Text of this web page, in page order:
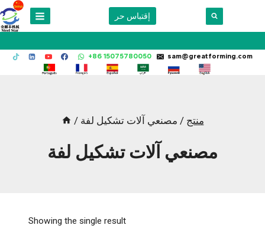
Skip
to
إقتباس حر
+86 15075780050 sam@greatforming.com
/ منتج / مصنعي آلات تشكيل لفة
مصنعي آلات تشكيل لفة
Showing the single result